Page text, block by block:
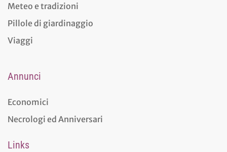
Meteo e tradizioni
Pillole di giardinaggio
Viaggi
Annunci
Economici
Necrologi ed Anniversari
Links